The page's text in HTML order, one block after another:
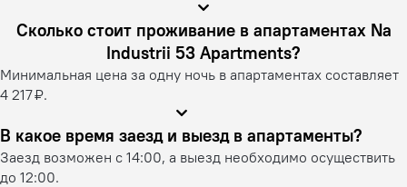
Сколько стоит проживание в апартаментах Na
Industrii 53 Apartments?
Минимальная цена за одну ночь в апартаментах составляет
4 217 ₽.
В какое время заезд и выезд в апартаменты?
Заезд возможен с 14:00, а выезд необходимо осуществить
до 12:00.